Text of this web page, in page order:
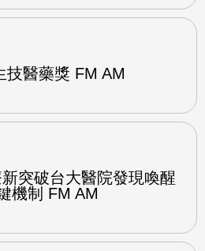
技醫藥獎 FM AM
突破台大醫院發現喚醒
機制 FM AM